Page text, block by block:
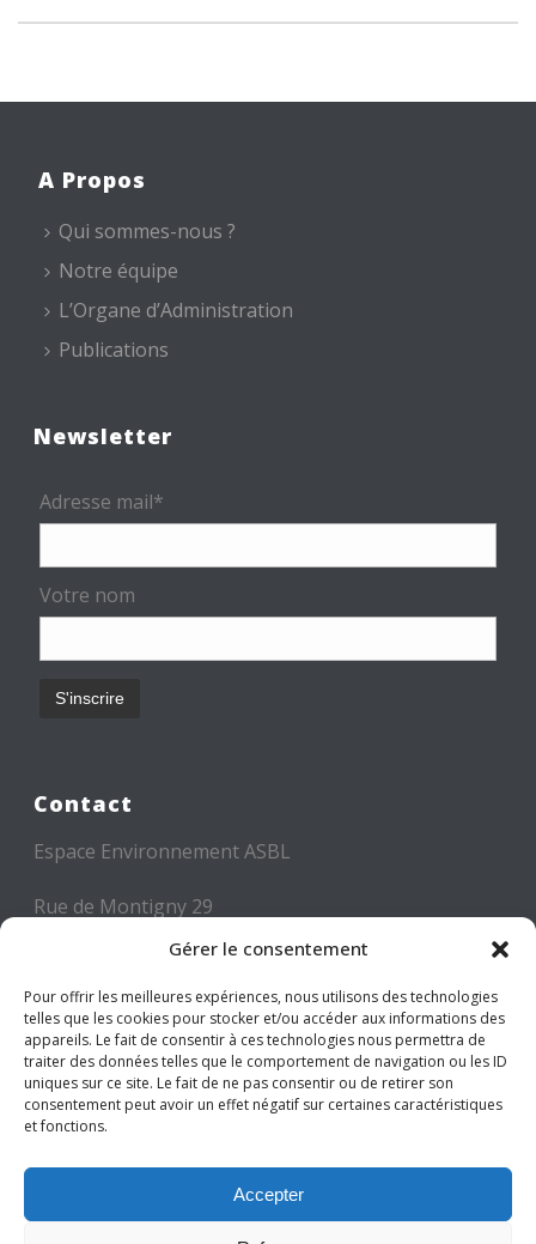
Gérer le consentement
Pour offrir les meilleures expériences, nous utilisons des technologies
telles que les cookies pour stocker et/ou accéder aux informations des
appareils. Le fait de consentir à ces technologies nous permettra de
traiter des données telles que le comportement de navigation ou les ID
uniques sur ce site. Le fait de ne pas consentir ou de retirer son
consentement peut avoir un effet négatif sur certaines caractéristiques
et fonctions.
Accepter
A Propos
Qui sommes-nous ?
Notre équipe
L’Organe d’Administration
Publications
Newsletter
Adresse mail*
Votre nom
Contact
Espace Environnement ASBL
Rue de Montigny 29
6000 CHARLEROI
Tél: +32 71 300 300
Mail: info@espace-environnement.be
TVA BE 0416.116.340